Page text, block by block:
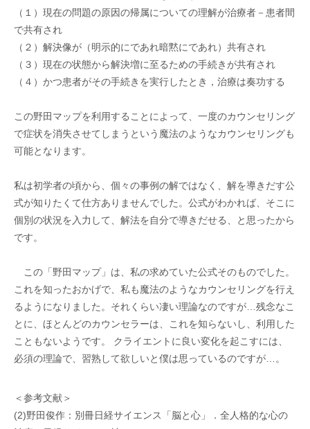
（１）現在の問題の原因の帰属についての理解が治療者－患者間
で共有され
（２）解決像が（明示的にであれ暗黙にであれ）共有され
（３）現在の状態から解決増に至るための手続きが共有され
（４）かつ患者がその手続きを実行したとき，治療は奏功する
この野田マップを利用することによって、一度のカウンセリング
で症状を消失させてしまうという魔法のようなカウンセリングも
可能となります。
私は初学者の頃から、個々の事例の解ではなく、解を導きだす公
式が知りたくて仕方ありませんでした。公式がわかれば、そこに
個別の状況を入力して、解法を自分で導きだせる、と思ったから
です。
この「野田マップ」は、私の求めていた公式そのものでした。
これを知ったおかげで、私も魔法のようなカウンセリングを行え
るようになりました。それくらい凄い理論なのですが…残念なこ
とに、ほとんどのカウンセラーは、これを知らないし、利用した
こともないようです。 クライエントに良い変化を起こすには、
必須の理論で、習熟して欲しいと僕は思っているのですが…。
＜参考文献＞
(2)野田俊作：別冊日経サイエンス「脳と心」．全人格的な心の